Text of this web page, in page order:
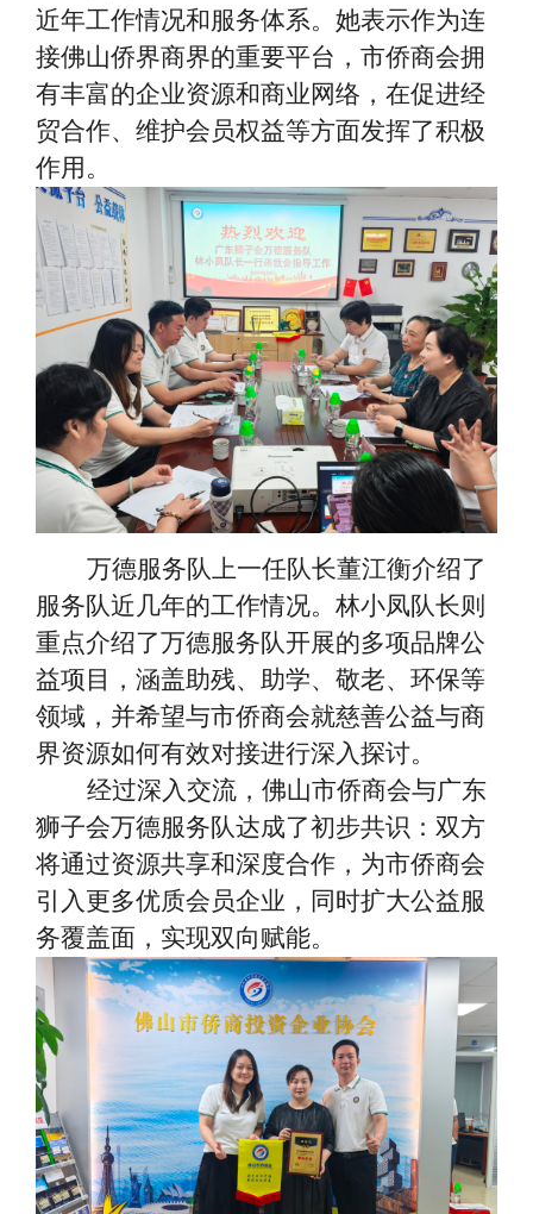
近年工作情况和服务体系。她表示作为连
接佛山侨界商界的重要平台，市侨商会拥
有丰富的企业资源和商业网络，在促进经
贸合作、维护会员权益等方面发挥了积极
作用。
万德服务队上一任队长董江衡介绍了
服务队近几年的工作情况。林小凤队长则
重点介绍了万德服务队开展的多项品牌公
益项目，涵盖助残、助学、敬老、环保等
领域，并希望与市侨商会就慈善公益与商
界资源如何有效对接进行深入探讨。
经过深入交流，佛山市侨商会与广东
狮子会万德服务队达成了初步共识：双方
将通过资源共享和深度合作，为市侨商会
引入更多优质会员企业，同时扩大公益服
务覆盖面，实现双向赋能。